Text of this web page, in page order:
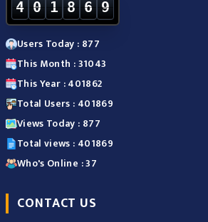
4 0 1 8 6 9
Users Today : 877
This Month : 31043
This Year : 401862
Total Users : 401869
Views Today : 877
Total views : 401869
Who's Online : 37
CONTACT US